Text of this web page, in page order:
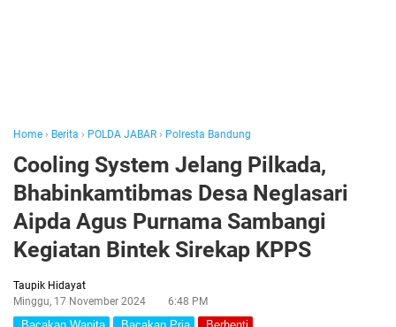
Home › Berita › POLDA JABAR › Polresta Bandung
Cooling System Jelang Pilkada,
Bhabinkamtibmas Desa Neglasari
Aipda Agus Purnama Sambangi
Kegiatan Bintek Sirekap KPPS
Taupik Hidayat
Minggu, 17 November 2024
6:48 PM